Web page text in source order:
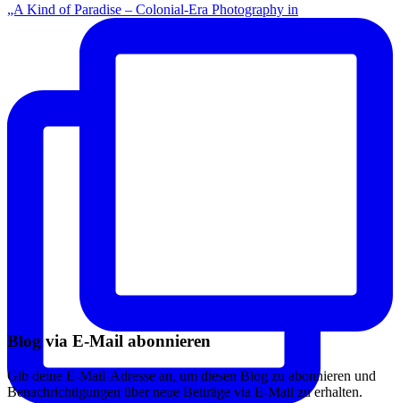
„A Kind of Paradise – Colonial-Era Photography in
Blog via E-Mail abonnieren
Gib deine E-Mail-Adresse an, um diesen Blog zu abonnieren und
Benachrichtigungen über neue Beiträge via E-Mail zu erhalten.